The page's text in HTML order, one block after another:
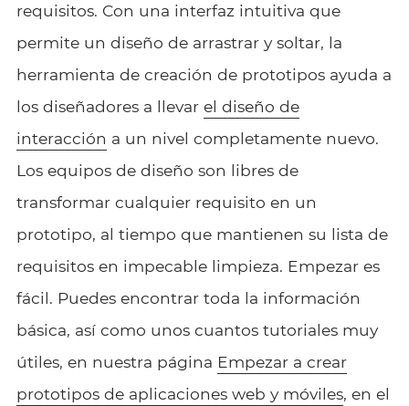
requisitos. Con una interfaz intuitiva que
permite un diseño de arrastrar y soltar, la
herramienta de creación de prototipos ayuda a
los diseñadores a llevar el diseño de
interacción a un nivel completamente nuevo.
Los equipos de diseño son libres de
transformar cualquier requisito en un
prototipo, al tiempo que mantienen su lista de
requisitos en impecable limpieza. Empezar es
fácil. Puedes encontrar toda la información
básica, así como unos cuantos tutoriales muy
útiles, en nuestra página Empezar a crear
prototipos de aplicaciones web y móviles, en el